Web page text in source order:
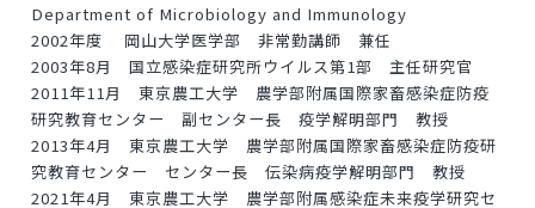
Department of Microbiology and Immunology
2002年度 岡山大学医学部 非常勤講師 兼任
2003年8月 国立感染症研究所ウイルス第1部 主任研究官
2011年11月 東京農工大学 農学部附属国際家畜感染症防疫
研究教育センター 副センター長 疫学解明部門 教授
2013年4月 東京農工大学 農学部附属国際家畜感染症防疫研
究教育センター センター長 伝染病疫学解明部門 教授
2021年4月 東京農工大学 農学部附属感染症未来疫学研究セ